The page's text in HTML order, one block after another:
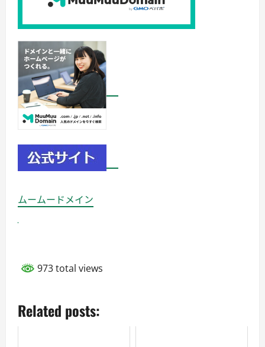
ムームードメイン
973 total views
Related posts: